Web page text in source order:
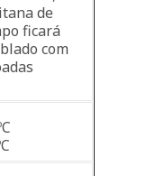
de
ficará
com